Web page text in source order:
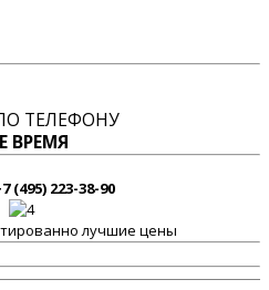
ТЕЛЕФОНУ
ВРЕМЯ
(495) 223-38-90
лучшие цены